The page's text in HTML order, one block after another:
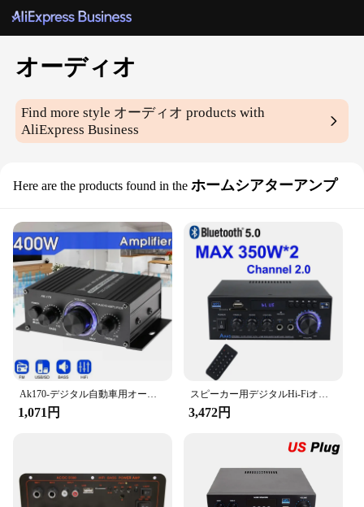
オーディオ
Find more style オーディオ products with
AliExpress Business
Here are the products found in the ホームシアターアンプ
Ak170-デジタル自動車用オーディオアンプ,ミニパワーアンプ,ブルーライト,ステレオ,ホームシアター,クラブパーティー,音楽,200W x 2,電源
1,071円
スピーカー用デジタルHi-Fiオーディオアンプ,mp3チャンネル,2.0,ステレオ,家庭用,最大350W * 2
3,472円